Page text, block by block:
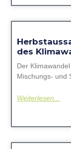
des
Der
Mischungs- und
Weiterlesen...